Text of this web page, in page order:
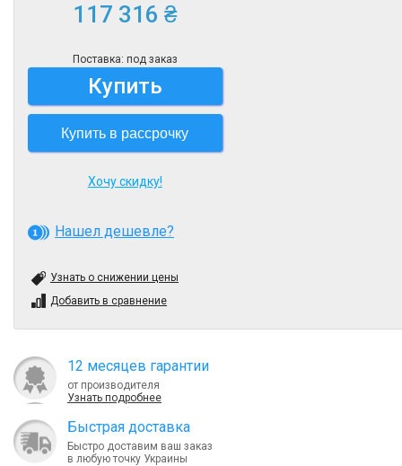
117 316 ₴
Поставка: под заказ
Купить
Купить в рассрочку
Хочу скидку!
Нашел дешевле?
Узнать о снижении цены
Добавить в сравнение
12 месяцев гарантии
от производителя
Узнать подробнее
Быcтрая доставка
Быстро доставим ваш заказ
в любую точку Украины